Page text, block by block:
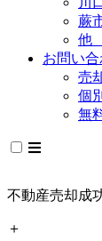
蕨
他
お問い
売
個
無
不動産売却成
＋